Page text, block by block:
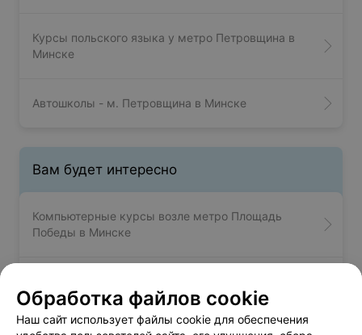
Курсы польского языка у метро Петровщина в
Минске
Автошколы - м. Петровщина в Минске
Вам будет интересно
Компьютерные курсы возле метро Площадь
Победы в Минске
Якуба Коласа в Минске
Обработка файлов cookie
Наш сайт использует файлы cookie для обеспечения